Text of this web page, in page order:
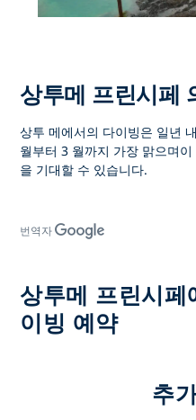
상투메 프린시페
상투 메에서의 다이빙은 일년
월부터 3 월까지 가장 맑으며
을 기대할 수 있습니다.
번역자
상투메 프린시
이빙 예약
추